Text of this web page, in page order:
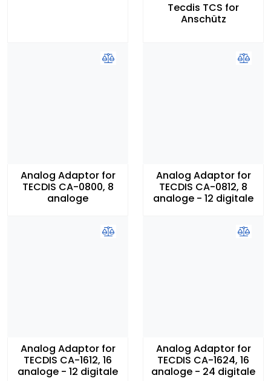
Tecdis TCS for
Anschütz
Analog Adaptor for
TECDIS CA-0800, 8
analoge
Analog Adaptor for
TECDIS CA-0812, 8
analoge - 12 digitale
Analog Adaptor for
TECDIS CA-1612, 16
analoge - 12 digitale
Analog Adaptor for
TECDIS CA-1624, 16
analoge - 24 digitale